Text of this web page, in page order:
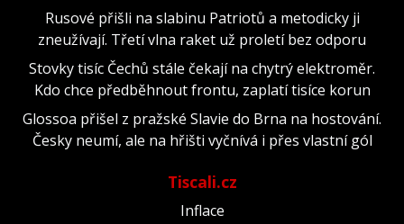
Rusové přišli na slabinu Patriotů a metodicky ji
zneužívají. Třetí vlna raket už proletí bez odporu
Stovky tisíc Čechů stále čekají na chytrý elektroměr.
Kdo chce předběhnout frontu, zaplatí tisíce korun
Glossoa přišel z pražské Slavie do Brna na hostování.
Česky neumí, ale na hřišti vyčnívá i přes vlastní gól
Tiscali.cz
Inflace